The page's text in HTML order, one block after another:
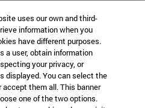
uses our own and third-
information when you
have different purposes.
a user, obtain information
your privacy, or
displayed. You can select the
them all. This banner
one of the two options.